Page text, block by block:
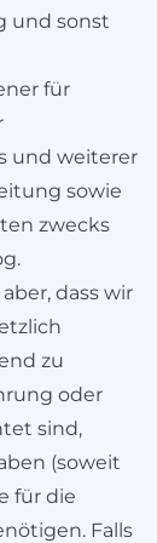
und sonst
für
und weiterer
sowie
zwecks
dass wir
zu
oder
sind,
(soweit
für die
Falls